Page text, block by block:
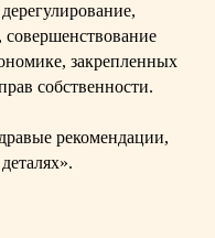
закрепленных
собственности.
рекомендации,